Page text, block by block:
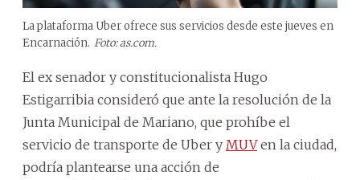
La plataforma Uber ofrece sus servicios desde este jueves en
Encarnación. Foto: as.com.
El ex senador y constitucionalista Hugo
Estigarribia consideró que ante la resolución de la
Junta Municipal de Mariano, que prohíbe el
servicio de transporte de Uber y MUVen la ciudad,
podría plantearse una acción de